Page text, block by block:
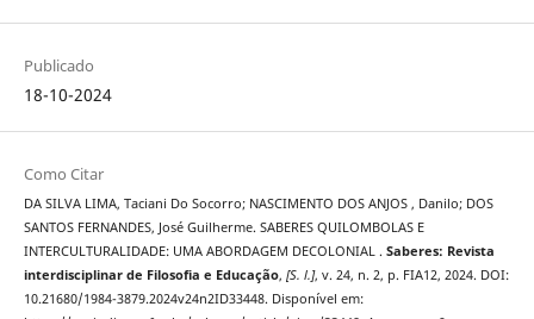
Publicado
18-10-2024
Como Citar
DA SILVA LIMA, Taciani Do Socorro; NASCIMENTO DOS ANJOS , Danilo; DOS
SANTOS FERNANDES, José Guilherme. SABERES QUILOMBOLAS E
INTERCULTURALIDADE: UMA ABORDAGEM DECOLONIAL . Saberes: Revista
interdisciplinar de Filosofia e Educação, [S. l.], v. 24, n. 2, p. FIA12, 2024. DOI:
10.21680/1984-3879.2024v24n2ID33448. Disponível em: